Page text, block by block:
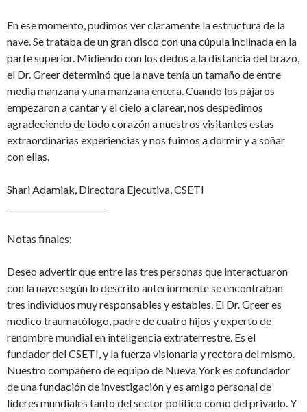
En ese momento, pudimos ver claramente la estructura de la
nave. Se trataba de un gran disco con una cúpula inclinada en la
parte superior. Midiendo con los dedos a la distancia del brazo,
el Dr. Greer determinó que la nave tenía un tamaño de entre
media manzana y una manzana entera. Cuando los pájaros
empezaron a cantar y el cielo a clarear, nos despedimos
agradeciendo de todo corazón a nuestros visitantes estas
extraordinarias experiencias y nos fuimos a dormir y a soñar
con ellas.
Shari Adamiak, Directora Ejecutiva, CSETI
Notas finales:
Deseo advertir que entre las tres personas que interactuaron
con la nave según lo descrito anteriormente se encontraban
tres individuos muy responsables y estables. El Dr. Greer es
médico traumatólogo, padre de cuatro hijos y experto de
renombre mundial en inteligencia extraterrestre. Es el
fundador del CSETI, y la fuerza visionaria y rectora del mismo.
Nuestro compañero de equipo de Nueva York es cofundador
de una fundación de investigación y es amigo personal de
líderes mundiales tanto del sector político como del privado. Y